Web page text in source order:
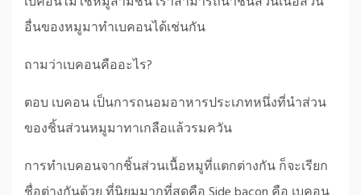
อื่นของหมูมาทำเบคอนได้เช่นกัน
ถามว่าเบคอนคืออะไร?
ตอบ เบคอน เป็นการถนอมอาหารประเภทหนึ่งที่นำส่วน
ของชิ้นส่วนหมูมาทาเกลือแล้วรมควัน
การทำเบคอนจากชิ้นส่วนเนื้อหมูที่แตกต่างกัน ก็จะเรียก